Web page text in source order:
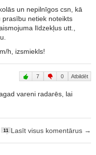
un nepilnīgos csn, kā
netiek noteikts
līdzekļus utt.,
h, izsmiekls!
7 0 Atbildēt
vareni radarēs, lai
11 Lasīt visus komentārus →